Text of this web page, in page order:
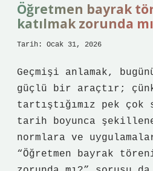
Öğretmen bayrak
katılmak zorunda
Tarih: Ocak 31, 2026
Geçmişi anlamak,
güçlü bir araçtır;
tartıştığımız pek çok
tarih boyunca
normlara ve
“Öğretmen bayrak